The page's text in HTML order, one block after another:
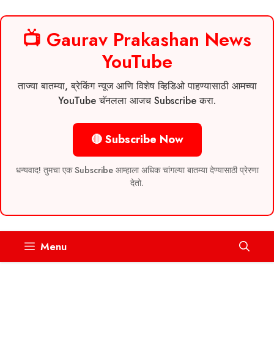
📺 Gaurav Prakashan News
YouTube
ताज्या बातम्या, ब्रेकिंग न्यूज आणि विशेष व्हिडिओ पाहण्यासाठी आमच्या
YouTube चॅनलला आजच Subscribe करा.
🔴 Subscribe Now
धन्यवाद! तुमचा एक Subscribe आम्हाला अधिक चांगल्या बातम्या देण्यासाठी प्रेरणा
देतो.
Menu